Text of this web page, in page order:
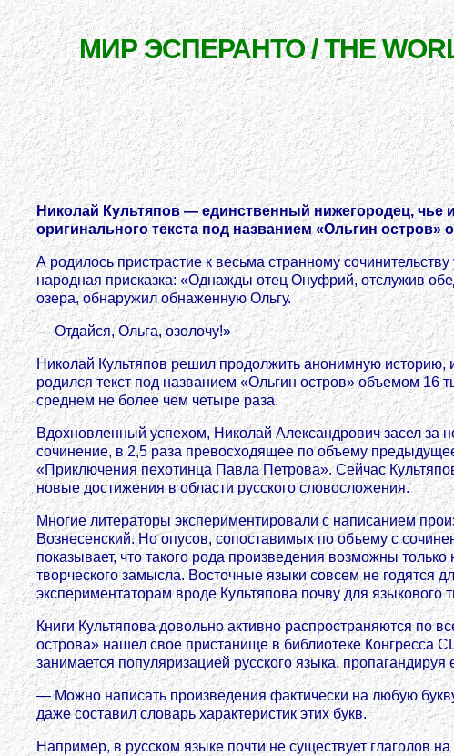
МИР ЭСПЕРАНТО / THE
Николай Культяпов — единственный нижегородец, чье
оригинального текста под названием «Ольгин
А родилось пристрастие к весьма странному
народная присказка: «Однажды отец Онуфрий, отслужив
озера, обнаружил обнаженную Ольгу.
— Отдайся, Ольга, озолочу!»
Николай Культяпов решил продолжить анонимную историю,
родился текст под названием «Ольгин остров» объемом 16
среднем не более чем четыре раза.
Вдохновленный успехом, Николай Александрович засел за
сочинение, в 2,5 раза превосходящее по объему
«Приключения пехотинца Павла Петрова». Сейчас
новые достижения в области русского словосложения.
Многие литераторы экспериментировали с написанием
Вознесенский. Но опусов, сопоставимых по объему с
показывает, что такого рода произведения возможны
творческого замысла. Восточные языки совсем не годятся
экспериментаторам вроде Культяпова почву для языкового
Книги Культяпова довольно активно распространяются по
острова» нашел свое пристанище в библиотеке Конгресса
занимается популяризацией русского языка,
— Можно написать произведения фактически на любую
даже составил словарь характеристик этих букв.
Например, в русском языке почти не существует глаголов